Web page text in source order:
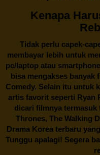
Kenapa
Tidak perlu capek-
membayar lebih untuk
pc/laptop atau
bisa mengakses
Comedy. Selain itu untuk
artis favorit seperti Ryan
dicari filmnya
Thrones, The Walking
Drama Korea terbaru
Tunggu apalagi! Segera